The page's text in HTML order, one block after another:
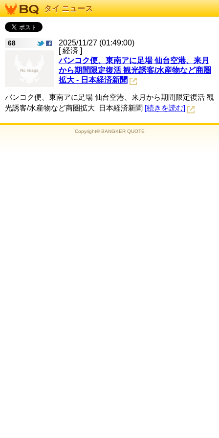
タイ ニュース
68
2025/11/27 (01:49:00)
[ 経済 ]
バンコク便、東南アに足場 仙台空港、来月
から期間限定復活 観光誘客/水産物など商圏
拡大 - 日本経済新聞
バンコク便、東南アに足場 仙台空港、来月から期間限定復活 観
光誘客/水産物など商圏拡大 日本経済新聞 [続きを読む]
Copyright© BANGKER QUOTE